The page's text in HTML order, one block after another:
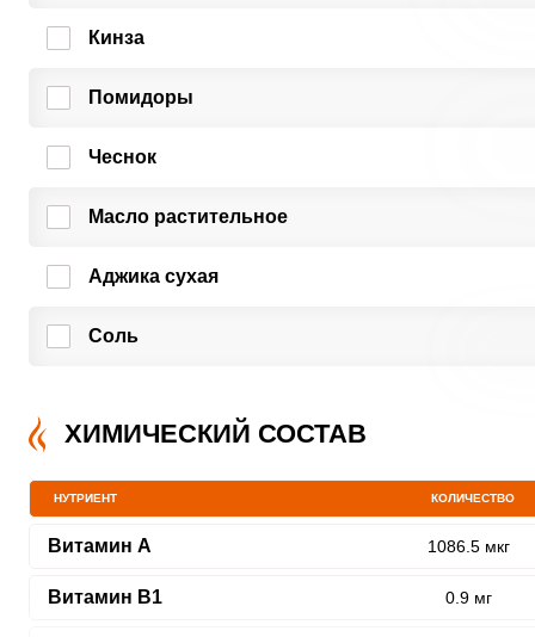
Кинза
Помидоры
Чеснок
Масло растительное
Аджика сухая
Соль
ХИМИЧЕСКИЙ СОСТАВ
НУТРИЕНТ КОЛИЧЕСТВО
Витамин A 1086.5 мкг
Витамин В1 0.9 мг